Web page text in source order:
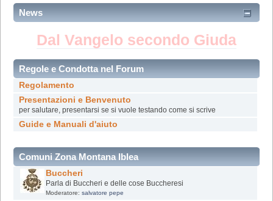
News
Dal Vangelo secondo Giuda
Regole e Condotta nel Forum
Regolamento
Presentazioni e Benvenuto
per salutare, presentarsi se si vuole testando come si scrive
Guide e Manuali d'aiuto
Comuni Zona Montana Iblea
Buccheri
Parla di Buccheri e delle cose Buccheresi
Moderatore: salvatore pepe